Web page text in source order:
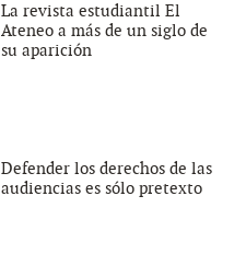
La revista estudiantil El
Ateneo a más de un siglo de
su aparición
Defender los derechos de las
audiencias es sólo pretexto